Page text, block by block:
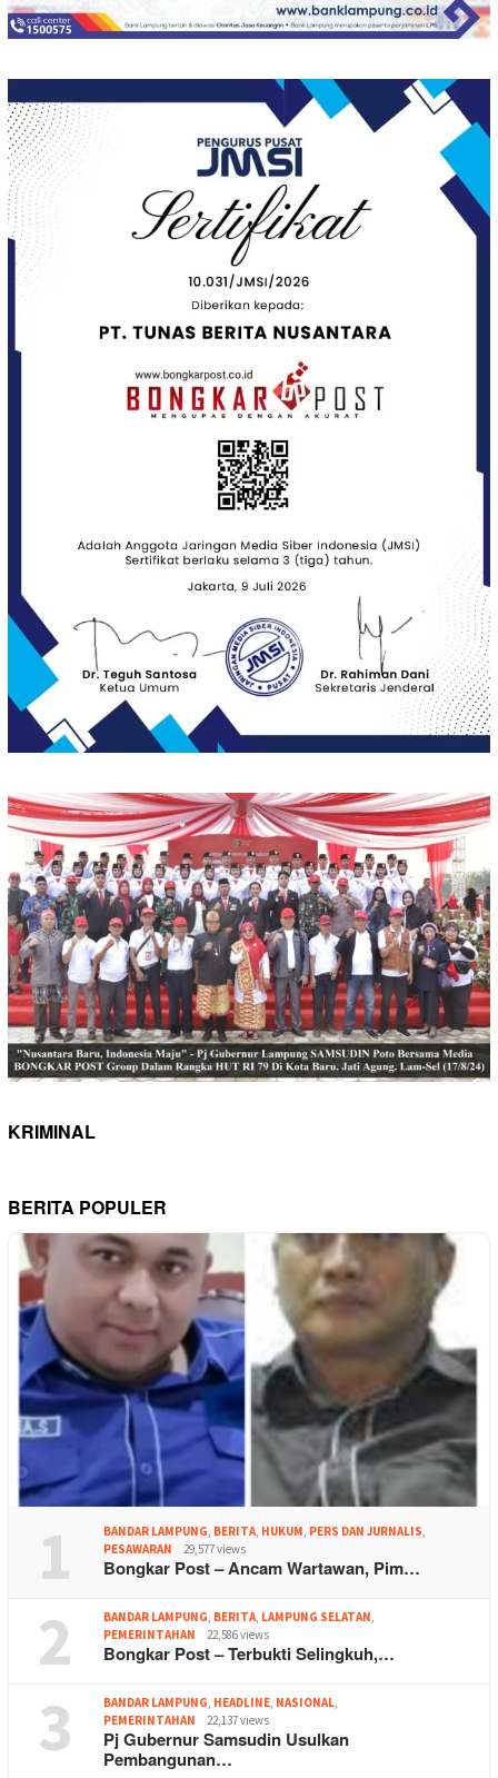
KRIMINAL
BERITA POPULER
1 BANDAR LAMPUNG, BERITA, HUKUM, PERS DAN JURNALIS,
PESAWARAN
29,577 views
Bongkar Post – Ancam Wartawan, Pim…
2 BANDAR LAMPUNG, BERITA, LAMPUNG SELATAN,
PEMERINTAHAN
22,586 views
Bongkar Post – Terbukti Selingkuh,…
3 BANDAR LAMPUNG, HEADLINE, NASIONAL,
PEMERINTAHAN
22,137 views
Pj Gubernur Samsudin Usulkan
Pembangunan…